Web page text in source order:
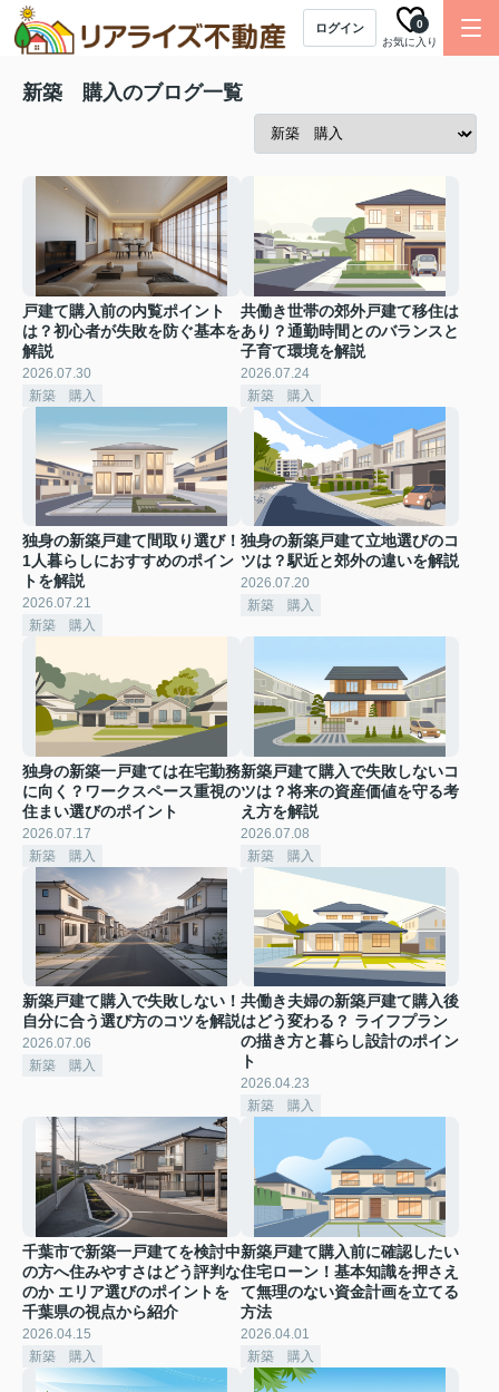
ログイン
お気に入り
0
新築 購入のブログ一覧
戸建て購入前の内覧ポイント
は？初心者が失敗を防ぐ基本を
解説
2026.07.30
新築 購入
共働き世帯の郊外戸建て移住は
あり？通勤時間とのバランスと
子育て環境を解説
2026.07.24
新築 購入
独身の新築戸建て間取り選び！
1人暮らしにおすすめのポイン
トを解説
2026.07.21
新築 購入
独身の新築戸建て立地選びのコ
ツは？駅近と郊外の違いを解説
2026.07.20
新築 購入
独身の新築一戸建ては在宅勤務
に向く？ワークスペース重視の
住まい選びのポイント
2026.07.17
新築 購入
新築戸建て購入で失敗しないコ
ツは？将来の資産価値を守る考
え方を解説
2026.07.08
新築 購入
新築戸建て購入で失敗しない！
自分に合う選び方のコツを解説
2026.07.06
新築 購入
共働き夫婦の新築戸建て購入後
はどう変わる？ ライフプラン
の描き方と暮らし設計のポイン
ト
2026.04.23
新築 購入
千葉市で新築一戸建てを検討中
の方へ住みやすさはどう評判な
のか エリア選びのポイントを
千葉県の視点から紹介
2026.04.15
新築 購入
新築戸建て購入前に確認したい
住宅ローン！基本知識を押さえ
て無理のない資金計画を立てる
方法
2026.04.01
新築 購入